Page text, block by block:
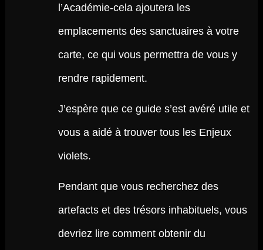
l’Académie-cela ajoutera les
emplacements des sanctuaires à votre
carte, ce qui vous permettra de vous y
rendre rapidement.
J’espère que ce guide s’est avéré utile et
vous a aidé à trouver tous les Enjeux
violets.
Pendant que vous recherchez des
artefacts et des trésors inhabituels, vous
devriez lire comment obtenir du